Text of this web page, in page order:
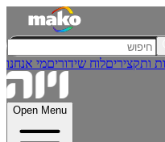
ותקציריםלוח שידורים
Open Menu